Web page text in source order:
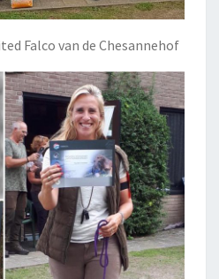
Falco van de Chesannehof